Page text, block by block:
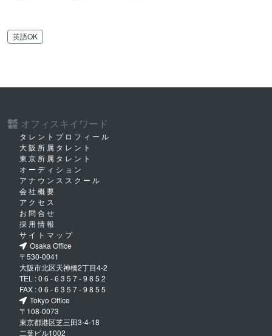
英語OK
株式
会社 オフィスキイワード
タレントプロフィール
大阪所属タレント
東京所属タレント
オーディション
アナウンススクール
会社概要
アクセス
お問合せ
採用情報
サイトマップ
Osaka Office
〒530-0041
大阪市北区天神橋2丁目4-2
TEL :06-6357-9852
FAX :06-6357-9855
Tokyo Office
〒108-0073
東京都港区芝三田3-4-18
二葉ビル1002